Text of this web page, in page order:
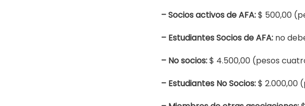
– Socios activos de AFA:$ 500,00
– Estudiantes Socios de AFA:no
– No socios:$ 4.500,00 (pesos
– Estudiantes No Socios:$ 2.000,00